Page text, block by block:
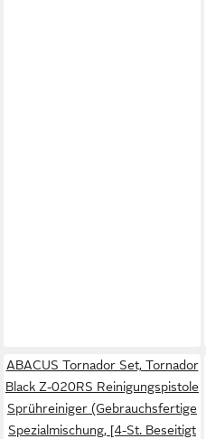
ABACUS Tornador Set, Tornador
Black Z-020RS Reinigungspistole
Sprühreiniger (Gebrauchsfertige
Spezialmischung, [4-St. Beseitigt